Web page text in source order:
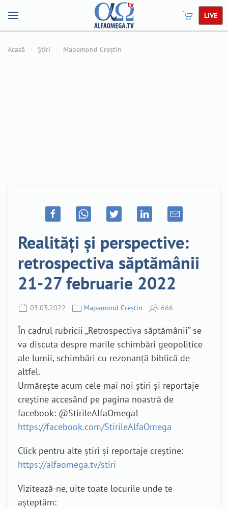
LIVE
Acasă Știri Mapamond Creștin
Realități și perspective:
retrospectiva săptămânii
21-27 februarie 2022
03.03.2022 Mapamond Creștin 666
În cadrul rubricii „Retrospectiva săptămânii” se
va discuta despre marile schimbări geopolitice
ale lumii, schimbări cu rezonanță biblică de
altfel.
Urmărește acum cele mai noi știri și reportaje
creștine accesând pe pagina noastră de
facebook: @StirileAlfaOmega!
https://facebook.com/StirileAlfaOmega
Click pentru alte știri și reportaje creștine:
https://alfaomega.tv/stiri
Vizitează-ne, uite toate locurile unde te
așteptăm: